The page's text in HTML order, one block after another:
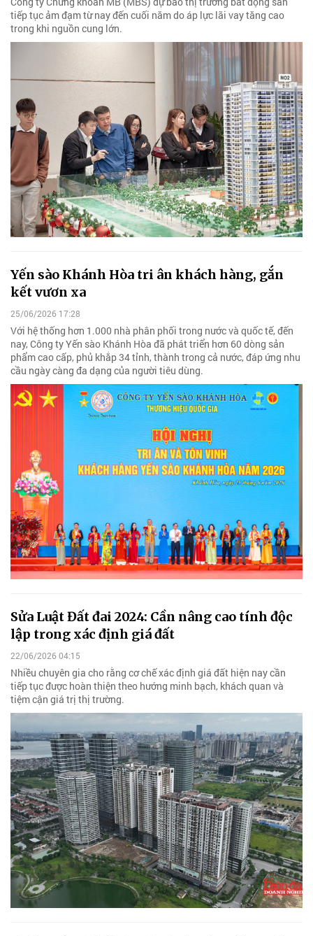
tiếp tục ảm đạm từ nay đến cuối năm do áp lực lãi vay tăng cao
trong khi nguồn cung lớn.
Yến sào Khánh Hòa tri ân khách hàng, gắn
kết vươn xa
25/06/2026 17:28
Với hệ thống hơn 1.000 nhà phân phối trong nước và quốc tế, đến
nay, Công ty Yến sào Khánh Hòa đã phát triển hơn 60 dòng sản
phẩm cao cấp, phủ khắp 34 tỉnh, thành trong cả nước, đáp ứng nhu
cầu ngày càng đa dạng của người tiêu dùng.
Sửa Luật Đất đai 2024: Cần nâng cao tính độc
lập trong xác định giá đất
22/06/2026 04:15
Nhiều chuyên gia cho rằng cơ chế xác định giá đất hiện nay cần
tiếp tục được hoàn thiện theo hướng minh bạch, khách quan và
tiệm cận giá trị thị trường.